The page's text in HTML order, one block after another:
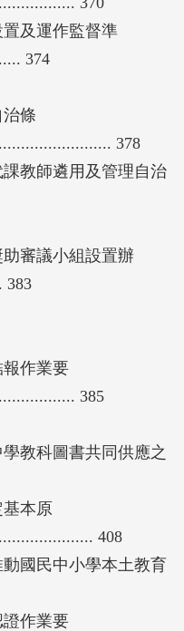
及運作監督準
374
條
378
教師遴用及管理自治
審議小組設置辦
383
作業要
385
教科圖書共同供應之
基本原
408
國民中小學本土教育
作業要